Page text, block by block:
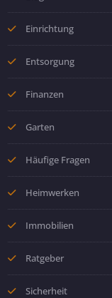
Einrichtung
Entsorgung
Finanzen
Garten
Häufige Fragen
Heimwerken
Immobilien
Ratgeber
Sicherheit